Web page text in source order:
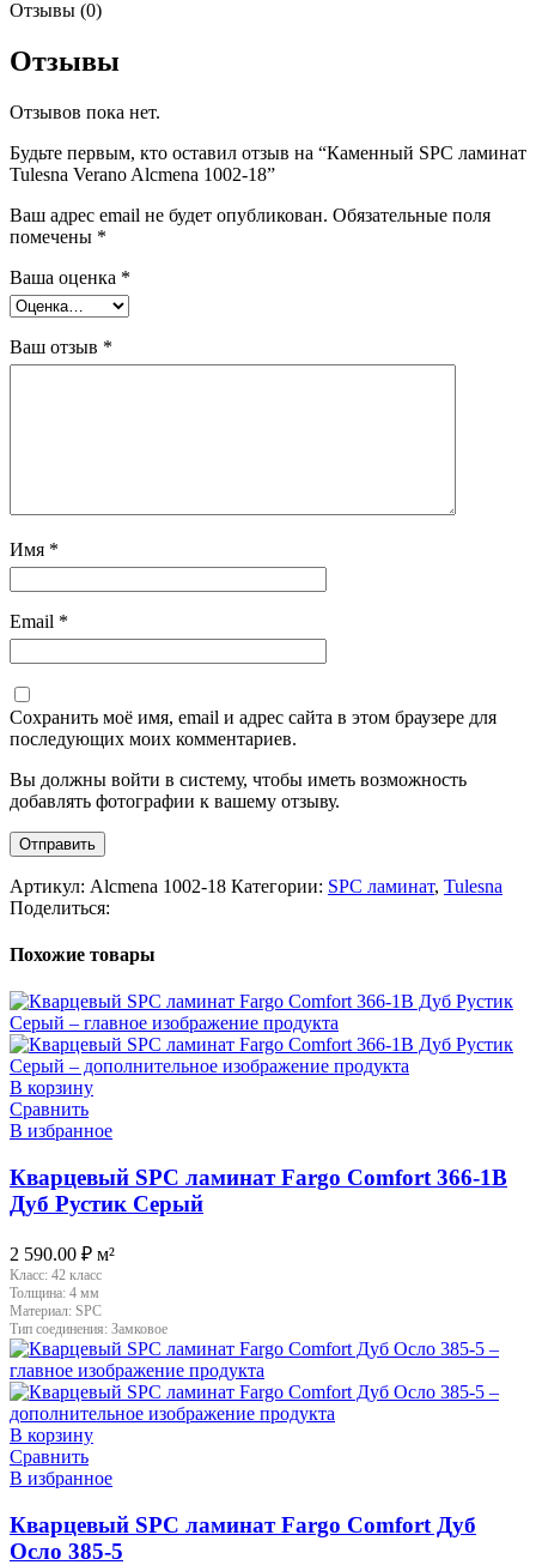
Отзывы (0)
Отзывы
Отзывов пока нет.
Будьте первым, кто оставил отзыв на “Каменный SPC ламинат
Tulesna Verano Alcmena 1002-18”
Ваш адрес email не будет опубликован. Обязательные поля
помечены *
Ваша оценка *
Ваш отзыв *
Имя *
Email *
Сохранить моё имя, email и адрес сайта в этом браузере для
последующих моих комментариев.
Вы должны войти в систему, чтобы иметь возможность
добавлять фотографии к вашему отзыву.
Артикул: Alcmena 1002-18 Категории: SPC ламинат, Tulesna
Поделиться:
Похожие товары
В корзину
Сравнить
В избранное
Кварцевый SPC ламинат Fargo Comfort 366-1B
Дуб Рустик Серый
2 590.00 ₽ м²
Класс: 42 класс
Толщина: 4 мм
Материал: SPC
Тип соединения: Замковое
В корзину
Сравнить
В избранное
Кварцевый SPC ламинат Fargo Comfort Дуб
Осло 385-5